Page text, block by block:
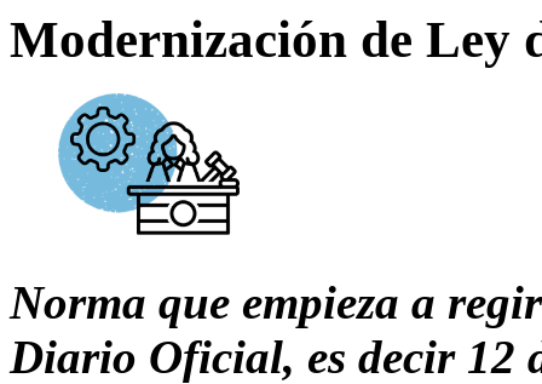
Modernización de Ley
Norma que empieza a
Diario Oficial, es decir 12